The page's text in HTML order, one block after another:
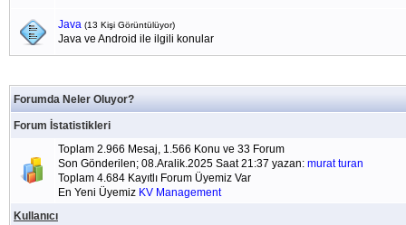
Java (13 Kişi Görüntülüyor)
Java ve Android ile ilgili konular
Forumda Neler Oluyor?
Forum İstatistikleri
Toplam 2.966 Mesaj, 1.566 Konu ve 33 Forum
Son Gönderilen; 08.Aralik.2025 Saat 21:37 yazan: murat turan
Toplam 4.684 Kayıtlı Forum Üyemiz Var
En Yeni Üyemiz KV Management
Kullanıcı